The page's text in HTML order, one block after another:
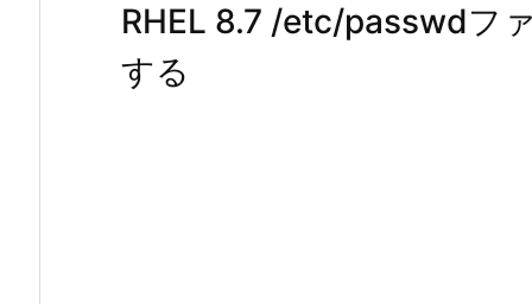
RHEL 8.7 /etc/passwdフ
する